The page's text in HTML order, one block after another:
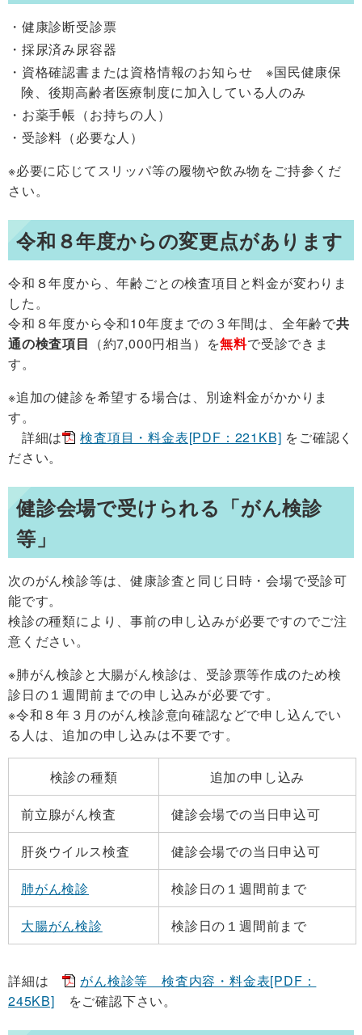
健康診断受診票
採尿済み尿容器
資格確認書または資格情報のお知らせ ※国民健康保
険、後期高齢者医療制度に加入している人のみ
お薬手帳（お持ちの人）
受診料（必要な人）
※必要に応じてスリッパ等の履物や飲み物をご持参くだ
さい。
令和８年度からの変更点があります
令和８年度から、年齢ごとの検査項目と料金が変わりま
した。
令和８年度から令和10年度までの３年間は、全年齢で共
通の検査項目 （約7,000円相当）を無料で受診できま
す。
※追加の健診を希望する場合は、別途料金がかかりま
す。
詳細は
検査項目・料金表[PDF：221KB] をご確認く
ださい。
健診会場で受けられる「がん検診
等」
次のがん検診等は、健康診査と同じ日時・会場で受診可
能です。
検診の種類により、事前の申し込みが必要ですのでご注
意ください。
※肺がん検診と大腸がん検診は、受診票等作成のため検
診日の１週間前までの申し込みが必要です。
※令和８年３月のがん検診意向確認などで申し込んでい
る人は、追加の申し込みは不要です。
検診の種類
追加の申し込み
前立腺がん検査
健診会場での当日申込可
肝炎ウイルス検査
健診会場での当日申込可
肺がん検診
検診日の１週間前まで
大腸がん検診
検診日の１週間前まで
詳細は
がん検診等 検査内容・料金表[PDF：
245KB]
をご確認下さい。